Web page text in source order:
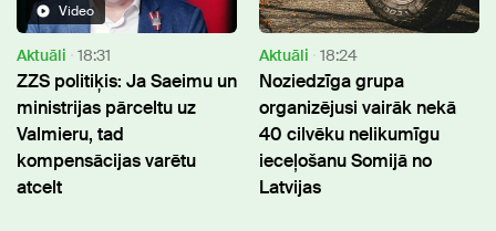
Video
Aktuāli 18:31
ZZS politiķis: Ja Saeimu un
ministrijas pārceltu uz
Valmieru, tad
kompensācijas varētu
atcelt
Aktuāli 18:24
Noziedzīga grupa
organizējusi vairāk nekā
40 cilvēku nelikumīgu
ieceļošanu Somijā no
Latvijas